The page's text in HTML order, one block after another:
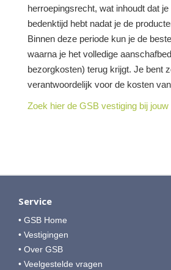
herroepingsrecht, wat inhoudt dat je
bedenktijd hebt nadat je de
Binnen deze periode kun je de
waarna je het volledige
bezorgkosten) terug krijgt. Je bent
verantwoordelijk voor de kosten
Zoek hier de GSB vestiging bij jouw
Service
• GSB Home
• Vestigingen
• Over GSB
• Veelgestelde vragen